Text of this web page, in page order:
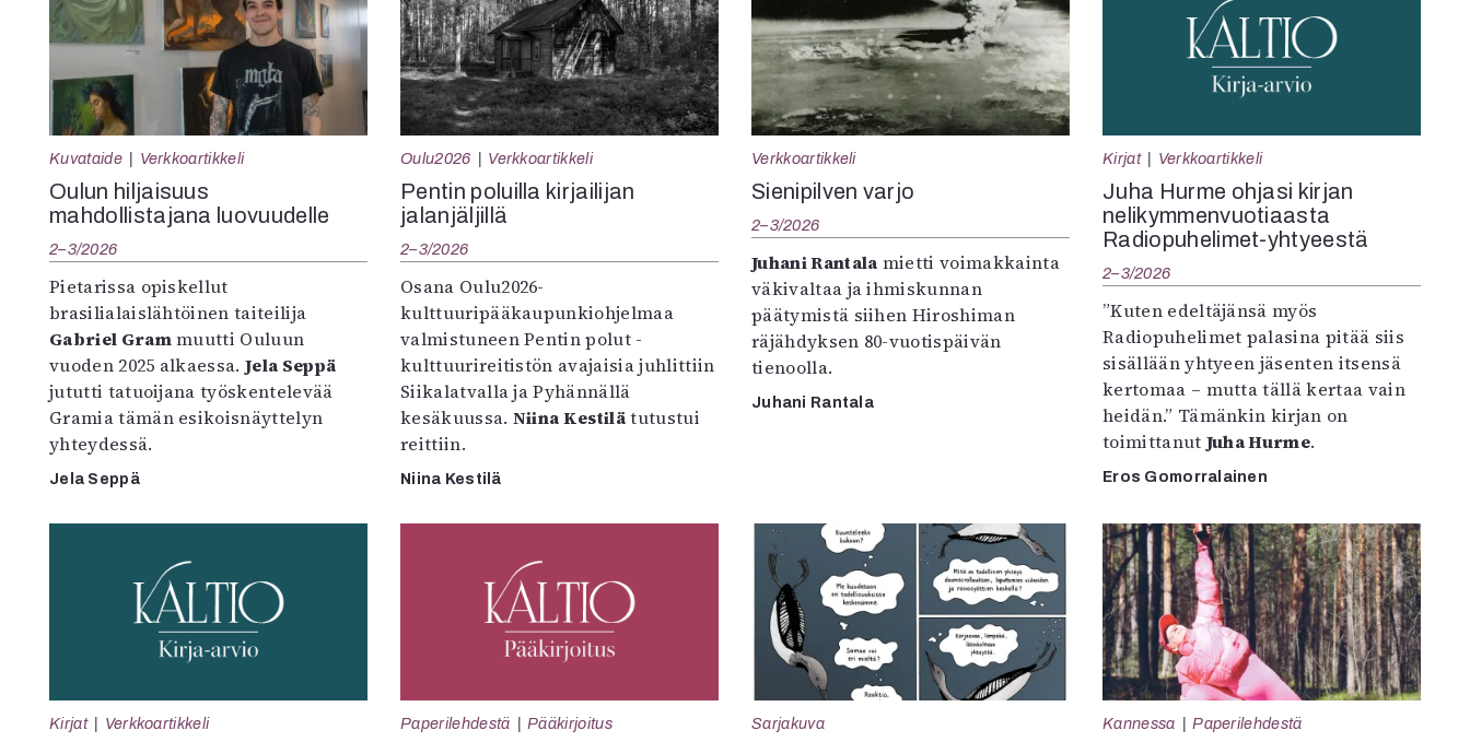
Kuvataide Verkkoartikkeli
Oulun hiljaisuus
mahdollistajana luovuudelle
2–3/2026
Pietarissa opiskellut
brasilialaislähtöinen taiteilija
Gabriel Grammuutti Ouluun
vuoden 2025 alkaessa.Jela Seppä
jututti tatuoijana työskentelevää
Gramia tämän esikoisnäyttelyn
yhteydessä.
Jela Seppä
Oulu2026 Verkkoartikkeli
Pentin poluilla kirjailijan
jalanjäljillä
2–3/2026
Osana Oulu2026-
kulttuuripääkaupunkiohjelmaa
valmistuneen Pentin polut -
kulttuurireitistön avajaisia juhlittiin
Siikalatvalla ja Pyhännällä
kesäkuussa. Niina Kestilätutustui
reittiin.
Niina Kestilä
Verkkoartikkeli
Sienipilven varjo
2–3/2026
Juhani Rantala mietti voimakkainta
väkivaltaa ja ihmiskunnan
päätymistä siihen Hiroshiman
räjähdyksen 80-vuotispäivän
tienoolla.
Juhani Rantala
Kirjat Verkkoartikkeli
Juha Hurme ohjasi kirjan
nelikymmenvuotiaasta
Radiopuhelimet-yhtyeestä
2–3/2026
”Kuten edeltäjänsä myös
Radiopuhelimet palasina pitää siis
sisällään yhtyeen jäsenten itsensä
kertomaa – mutta tällä kertaa vain
heidän.” Tämänkin kirjan on
toimittanut Juha Hurme.
Eros Gomorralainen
Kirjat Verkkoartikkeli Paperilehdestä Pääkirjoitus Sarjakuva Kannessa Paperilehdestä